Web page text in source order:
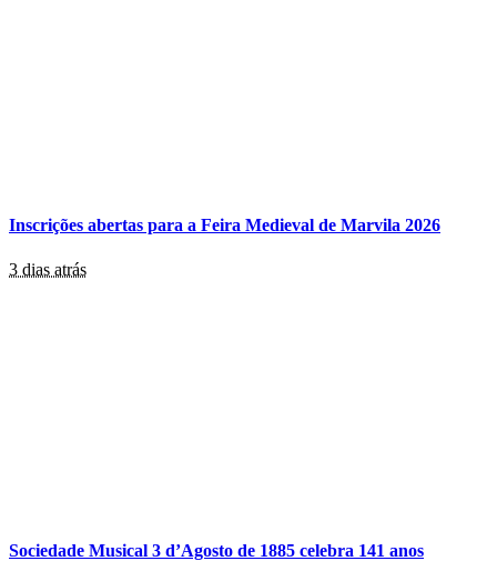
Inscrições abertas para a Feira Medieval de Marvila 2026
3 dias atrás
Sociedade Musical 3 d’Agosto de 1885 celebra 141 anos